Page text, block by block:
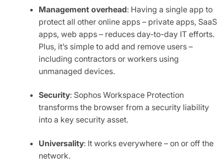
Management overhead: Having a single app to
protect all other online apps – private apps, SaaS
apps, web apps – reduces day-to-day IT efforts.
Plus, it’s simple to add and remove users –
including contractors or workers using
unmanaged devices.
Security: Sophos Workspace Protection
transforms the browser from a security liability
into a key security asset.
Universality: It works everywhere – on or off the
network.